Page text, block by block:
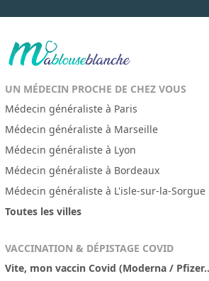
UN MÉDECIN PROCHE DE CHEZ VOUS
Médecin généraliste à Paris
Médecin généraliste à Marseille
Médecin généraliste à Lyon
Médecin généraliste à Bordeaux
Médecin généraliste à L'isle-sur-la-Sorgue
Toutes les villes
VACCINATION & DÉPISTAGE COVID
Vite, mon vaccin Covid (Moderna /